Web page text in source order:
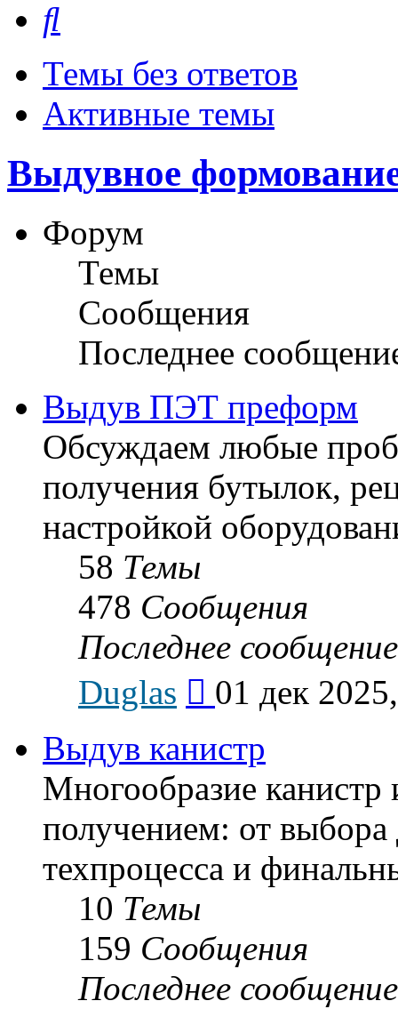
Темы без ответов
Активные темы
Выдувное
Форум
Темы
Сообщения
Последнее
Выдув ПЭТ преформ
Обсуждаем любые
получения бутылок,
настройкой
58 Темы
478 Сообщения
Последнее сообщение
Duglas
последнему
01 дек
Выдув канистр
Многообразие
получением: от
техпроцесса и
10 Темы
159 Сообщения
Последнее сообщение